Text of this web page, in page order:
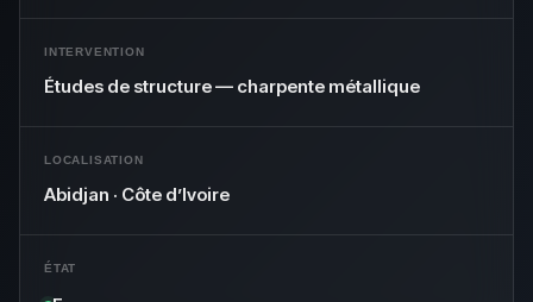
INTERVENTION
Études de structure — charpente métallique
LOCALISATION
Abidjan · Côte d’Ivoire
ÉTAT